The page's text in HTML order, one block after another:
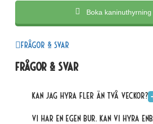
Boka kaninuthyrning
Frågor & svar
Frågor & svar
Kan jag hyra fler än två veckor?
Vi har en egen bur. Kan vi hyra